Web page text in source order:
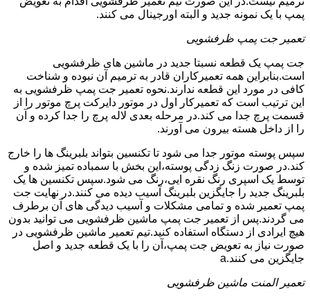
پمپ با یک نمونه جدید و البته اورجینال می کنند.
تعمیر جت پمپ ظرفشویی
جت پمپ یک قطعه نسبتا جدید در ماشین های ظرفشویی
است.بنابراین همه تعمیرکاران قادر به ترمیم آن نبوده و شناخت
کافی در مورد این قطعه ندارند.نحوه تعمیر جت پمپ ظرفشویی به
این ترتیب است که تعمیرکار اول در موتور دایرکت پرچ موتور را از
قسمت پرچ جدا می کند.در مرحله بعدی لاله پرچ را جدا کرده و آن
را از داخل هسته بیرون می آورند.
سپس پوسته موتور جدا می شود تا تکنسین بتواند بلبرینگ ها را خارج
کند.در صورت زنگ زدگی پوسته،این بخش با سمباده تمیز شده و
توسط یک اسپری رنگ نقره ایی،رنگ می شود.سپس تکنسین ها یک
بلبرینگ جدید را جایگزین بلبرینگ آسیب دیده می کنند.در نهایت جت
پمپ تعمیر شده و تمامی مشکلات و آسیب دیدگی های آن برطرف
می گردند.پس از تعمیر جت پمپ ماشین ظرفشویی می توانید بدون
هیچ ایرادی از دستگاه استفاده کنید.تیم تعمیر ماشین ظرفشویی در
صورت نیاز به تعویض جت پمپ،آن را با یک قطعه جدید و اصل
جایگزین می کنند.a
تعمیر المنت ماشین ظرفشویی